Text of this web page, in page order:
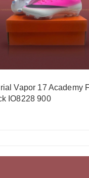
Vapor 17 Academy
IO8228 900